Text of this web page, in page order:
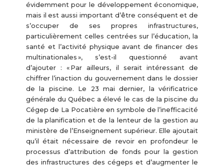
évidemment pour le développement économique,
mais il est aussi important d’être conséquent et de
s’occuper de ses propres infrastructures,
particulièrement celles centrées sur l’éducation, la
santé et l’activité physique avant de financer des
multinationales », s’est-il questionné avant
d’ajouter : « Par ailleurs, il serait intéressant de
chiffrer l’inaction du gouvernement dans le dossier
de la piscine. Le 23 mai dernier, la vérificatrice
générale du Québec a élevé le cas de la piscine du
Cégep de La Pocatière en symbole de l’inefficacité
de la planification et de la lenteur de la gestion au
ministère de l’Enseignement supérieur. Elle ajoutait
qu’il était nécessaire de revoir en profondeur le
processus d’attribution de fonds pour la gestion
des infrastructures des cégeps et d’augmenter le